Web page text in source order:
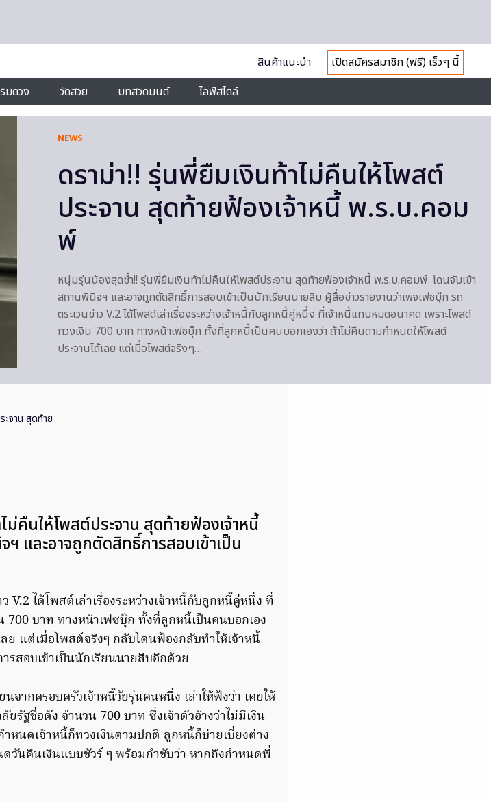
สินค้าแนะนำ
เปิดสมัครสมาชิก (ฟรี) เร็วๆ นี้
มดวง วัดสวย บทสวดมนต์ ไลฟ์สไตล์
NEWS
ดราม่า!! รุ่นพี่ยืมเงินท้าไม่คืนให้โพสต์
ประจาน สุดท้ายฟ้องเจ้าหนี้ พ.ร.บ.คอม
พ์
หนุ่มรุ่นน้องสุดช้ำ!! รุ่นพี่ยืมเงินท้าไม่คืนให้โพสต์ประจาน สุดท้ายฟ้องเจ้าหนี้ พ.ร.บ.คอมพ์ โดนจับเข้า
สถานพินิจฯ และอาจถูกตัดสิทธิ์การสอบเข้าเป็นนักเรียนนายสิบ ผู้สื่อข่าวรายงานว่าเพจเฟซบุ๊ก รถ
ตระเวนข่าว V.2 ได้โพสต์เล่าเรื่องระหว่างเจ้าหนี้กับลูกหนี้คู่หนึ่ง ที่เจ้าหนี้แทบหมดอนาคต เพราะโพสต์
ทวงเงิน 700 บาท ทางหน้าเฟซบุ๊ก ทั้งที่ลูกหนี้เป็นคนบอกเองว่า ถ้าไม่คืนตามกำหนดให้โพสต์
ประจานได้เลย แต่เมื่อโพสต์จริงๆ…
จาน สุดท้าย
คืนให้โพสต์ประจาน สุดท้ายฟ้องเจ้าหนี้
และอาจถูกตัดสิทธิ์การสอบเข้าเป็น
V.2 ได้โพสต์เล่าเรื่องระหว่างเจ้าหนี้กับลูกหนี้คู่หนึ่ง ที่
700 บาท ทางหน้าเฟซบุ๊ก ทั้งที่ลูกหนี้เป็นคนบอกเอง
ย แต่เมื่อโพสต์จริงๆ กลับโดนฟ้องกลับทำให้เจ้าหนี้
สอบเข้าเป็นนักเรียนนายสิบอีกด้วย
จากครอบครัวเจ้าหนี้วัยรุ่นคนหนึ่ง เล่าให้ฟังว่า เคยให้
รัฐชื่อดัง จำนวน 700 บาท ซึ่งเจ้าตัวอ้างว่าไม่มีเงิน
หนดเจ้าหนี้ก็ทวงเงินตามปกติ ลูกหนี้ก็บ่ายเบี่ยงต่าง
วันคืนเงินแบบชัวร์ ๆ พร้อมกำชับว่า หากถึงกำหนดพี่